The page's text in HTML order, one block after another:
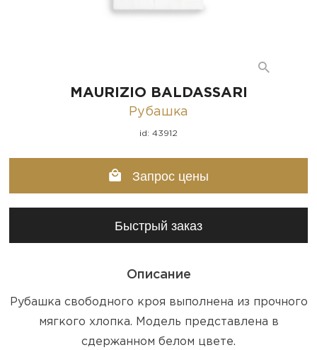
MAURIZIO BALDASSARI
Рубашка
id: 43912
Запрос цены
Быстрый заказ
Описание
Рубашка свободного кроя выполнена из прочного
мягкого хлопка. Модель представлена в
сдержанном белом цвете.